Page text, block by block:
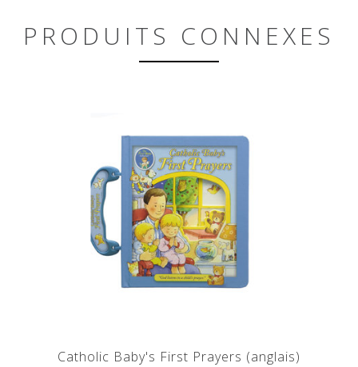
PRODUITS CONNEXES
Catholic Baby's First Prayers (anglais)